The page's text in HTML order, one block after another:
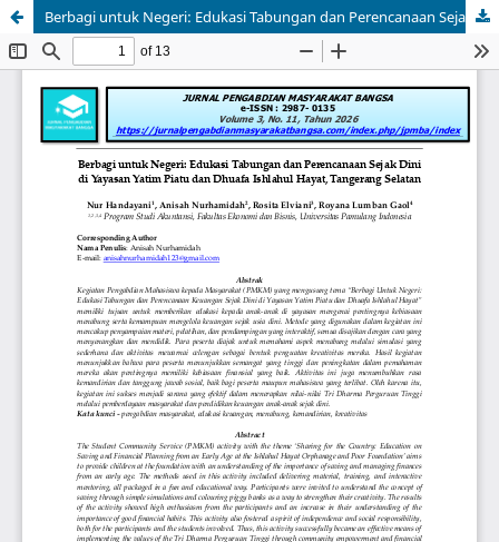
Berbagi untuk Negeri: Edukasi Tabungan dan Perencanaan Sejak Dini di Yayasan Yatim Piatu dan Dhuafa Ishlahul Hayat, Tangerang Selatan